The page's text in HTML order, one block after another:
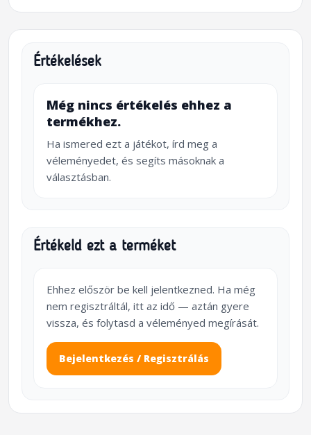
Értékelések
Még nincs értékelés ehhez a
termékhez.
Ha ismered ezt a játékot, írd meg a
véleményedet, és segíts másoknak a
választásban.
Értékeld ezt a terméket
Ehhez először be kell jelentkezned. Ha még
nem regisztráltál, itt az idő — aztán gyere
vissza, és folytasd a véleményed megírását.
Bejelentkezés / Regisztrálás